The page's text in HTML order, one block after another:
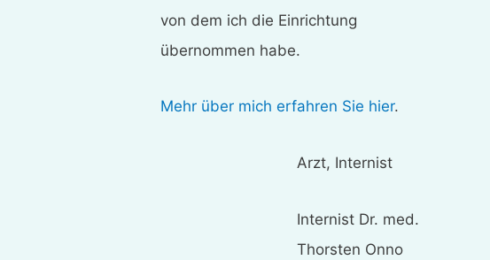
von dem ich die Einrichtung
übernommen habe.
Mehr über mich erfahren Sie hier.
Arzt, Internist
Internist Dr. med.
Thorsten Onno